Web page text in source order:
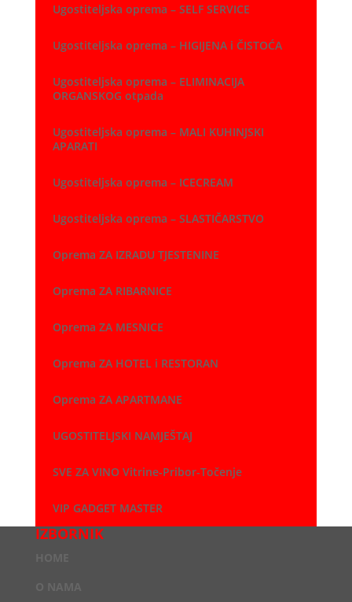
Ugostiteljska oprema – SELF SERVICE
Ugostiteljska oprema – HIGIJENA i ČISTOĆA
Ugostiteljska oprema – ELIMINACIJA
ORGANSKOG otpada
Ugostiteljska oprema – MALI KUHINJSKI
APARATI
Ugostiteljska oprema – ICECREAM
Ugostiteljska oprema – SLASTIČARSTVO
Oprema ZA IZRADU TJESTENINE
Oprema ZA RIBARNICE
Oprema ZA MESNICE
Oprema ZA HOTEL i RESTORAN
Oprema ZA APARTMANE
UGOSTITELJSKI NAMJEŠTAJ
SVE ZA VINO Vitrine-Pribor-Točenje
VIP GADGET MASTER
IZBORNIK